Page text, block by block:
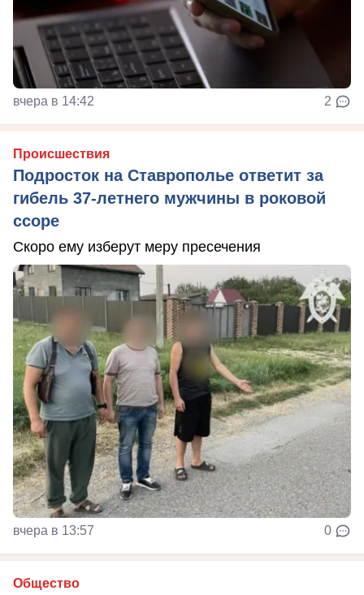
вчера в 14:42 2
Происшествия
Подросток на Ставрополье ответит за
гибель 37-летнего мужчины в роковой
ссоре
Скоро ему изберут меру пресечения
вчера в 13:57 0
Общество